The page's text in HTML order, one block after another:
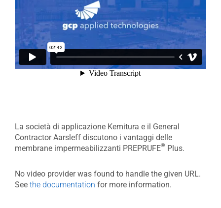
La società di applicazione Kemitura e il General
Contractor Aarsleff discutono i vantaggi delle
membrane impermeabilizzanti PREPRUFE® Plus.
No video provider was found to handle the given URL.
See the documentation for more information.